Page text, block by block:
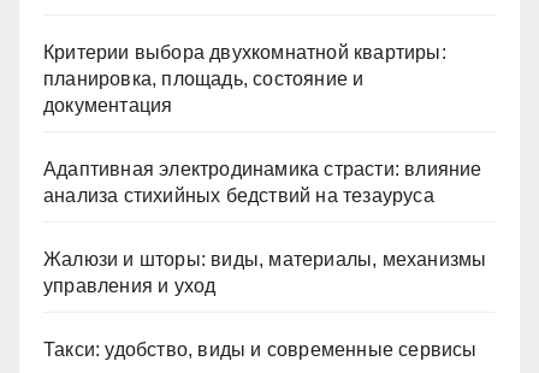
Критерии выбора двухкомнатной квартиры:
планировка, площадь, состояние и
документация
Адаптивная электродинамика страсти: влияние
анализа стихийных бедствий на тезауруса
Жалюзи и шторы: виды, материалы, механизмы
управления и уход
Такси: удобство, виды и современные сервисы